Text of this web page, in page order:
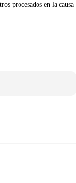
procesados en la causa